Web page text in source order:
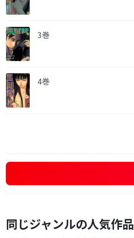
3巻
4巻
同じジャンルの人気作品